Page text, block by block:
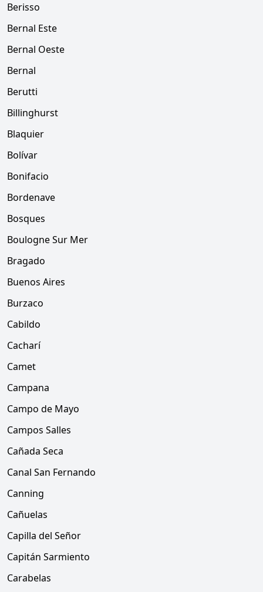
Berisso
Bernal Este
Bernal Oeste
Bernal
Berutti
Billinghurst
Blaquier
Bolívar
Bonifacio
Bordenave
Bosques
Boulogne Sur Mer
Bragado
Buenos Aires
Burzaco
Cabildo
Cacharí
Camet
Campana
Campo de Mayo
Campos Salles
Cañada Seca
Canal San Fernando
Canning
Cañuelas
Capilla del Señor
Capitán Sarmiento
Carabelas